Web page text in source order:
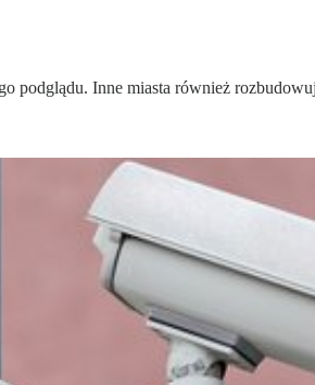
podglądu. Inne miasta również